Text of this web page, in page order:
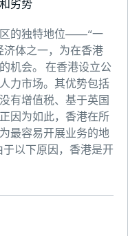
劣势
区的独特地位——“一
济体之一，为在香港
机会。 在香港设立公
力市场。其优势包括
有增值税、基于英国
因为如此，香港在所
最容易开展业务的地
以下原因，香港是开